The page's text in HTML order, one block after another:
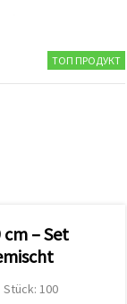
ТОП ПРОДУКТ
– Set
Stück: 100